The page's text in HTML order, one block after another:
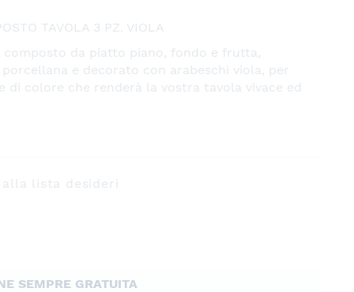
TAVOLA 3 PZ. VIOLA
composto da piatto piano, fondo e frutta,
e decorato con arabeschi viola, per
di colore che renderà la vostra tavola vivace ed
lista desideri
SEMPRE GRATUITA